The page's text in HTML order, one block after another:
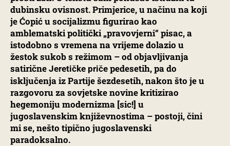
dubinsku ovisnost. Primjerice, u načinu na koji
je Ćopić u socijalizmu figurirao kao
amblematski politički „pravovjerni“ pisac, a
istodobno s vremena na vrijeme dolazio u
žestok sukob s režimom – od objavljivanja
satirične Jeretičke priče pedesetih, pa do
isključenja iz Partije šezdesetih, nakon što je u
razgovoru za sovjetske novine kritizirao
hegemoniju modernizma [sic!] u
jugoslavenskim književnostima – postoji, čini
mi se, nešto tipično jugoslavenski
paradoksalno.